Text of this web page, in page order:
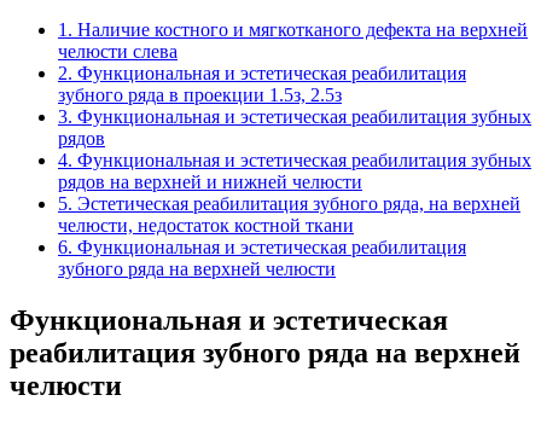
1. Наличие костного и мягкотканого дефекта на верхней
челюсти слева
2. Функциональная и эстетическая реабилитация
зубного ряда в проекции 1.5з, 2.5з
3. Функциональная и эстетическая реабилитация зубных
рядов
4. Функциональная и эстетическая реабилитация зубных
рядов на верхней и нижней челюсти
5. Эстетическая реабилитация зубного ряда, на верхней
челюсти, недостаток костной ткани
6. Функциональная и эстетическая реабилитация
зубного ряда на верхней челюсти
Функциональная и эстетическая
реабилитация зубного ряда на верхней
челюсти